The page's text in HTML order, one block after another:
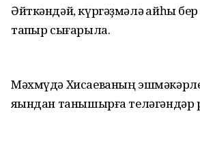
Әйткәндәй, күргәҙмәлә ҡайһы бер
тапҡыр сығарыла.
Мәхмүдә Хисаеваның
яҡындан танышырға теләгәндәр